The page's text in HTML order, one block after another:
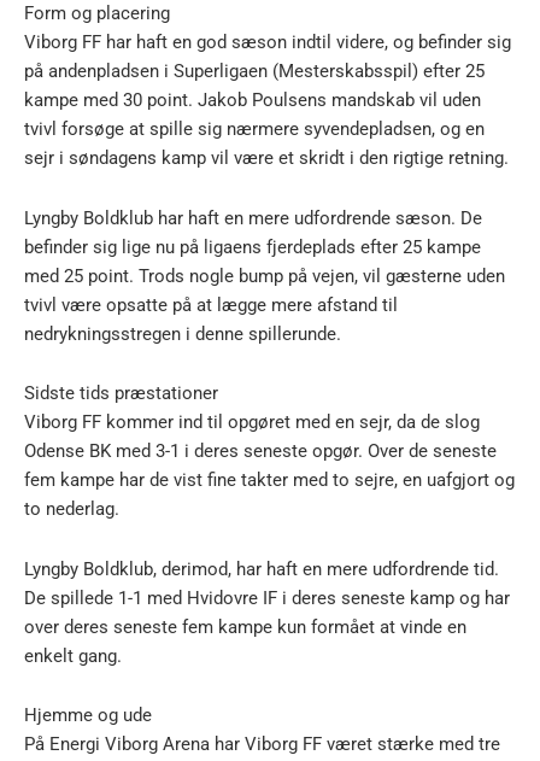
Form og placering
Viborg FF har haft en god sæson indtil videre, og befinder sig
på andenpladsen i Superligaen (Mesterskabsspil) efter 25
kampe med 30 point. Jakob Poulsens mandskab vil uden
tvivl forsøge at spille sig nærmere syvendepladsen, og en
sejr i søndagens kamp vil være et skridt i den rigtige retning.
Lyngby Boldklub har haft en mere udfordrende sæson. De
befinder sig lige nu på ligaens fjerdeplads efter 25 kampe
med 25 point. Trods nogle bump på vejen, vil gæsterne uden
tvivl være opsatte på at lægge mere afstand til
nedrykningsstregen i denne spillerunde.
Sidste tids præstationer
Viborg FF kommer ind til opgøret med en sejr, da de slog
Odense BK med 3-1 i deres seneste opgør. Over de seneste
fem kampe har de vist fine takter med to sejre, en uafgjort og
to nederlag.
Lyngby Boldklub, derimod, har haft en mere udfordrende tid.
De spillede 1-1 med Hvidovre IF i deres seneste kamp og har
over deres seneste fem kampe kun formået at vinde en
enkelt gang.
Hjemme og ude
På Energi Viborg Arena har Viborg FF været stærke med tre